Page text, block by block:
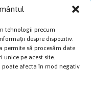
tehnologii precum
despre dispozitiv.
permite să procesăm date
pe acest site.
poate afecta în mod negativ